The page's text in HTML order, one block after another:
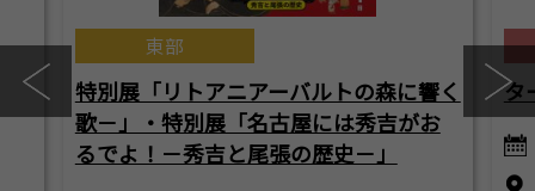
東部
特別展「リトアニアーバルトの森に響く
歌－」・特別展「名古屋には秀吉がお
るでよ！－秀吉と尾張の歴史－」
タ